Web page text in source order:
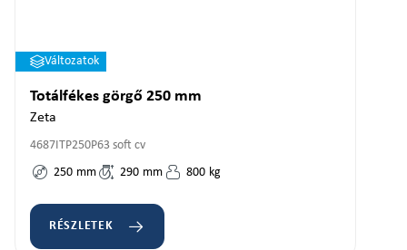
Változatok
Totálfékes görgő 250 mm
Zeta
4687ITP250P63 soft cv
250 mm 290 mm 800 kg
RÉSZLETEK